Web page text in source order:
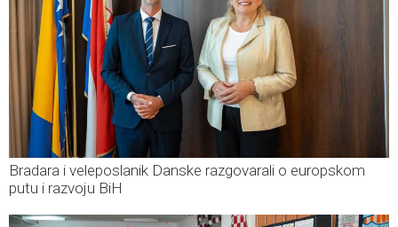
Bradara i veleposlanik Danske razgovarali o europskom
putu i razvoju BiH